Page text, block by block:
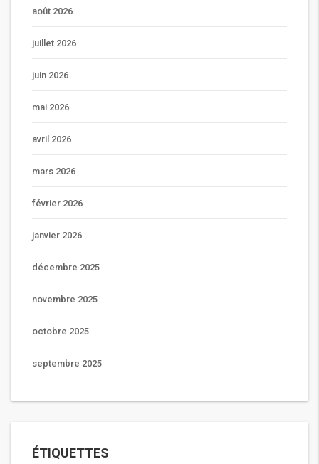
août 2026
juillet 2026
juin 2026
mai 2026
avril 2026
mars 2026
février 2026
janvier 2026
décembre 2025
novembre 2025
octobre 2025
septembre 2025
ÉTIQUETTES